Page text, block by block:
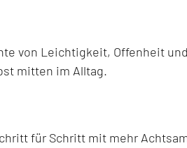
von Leichtigkeit, Offenheit
mitten im Alltag.
für Schritt mit mehr